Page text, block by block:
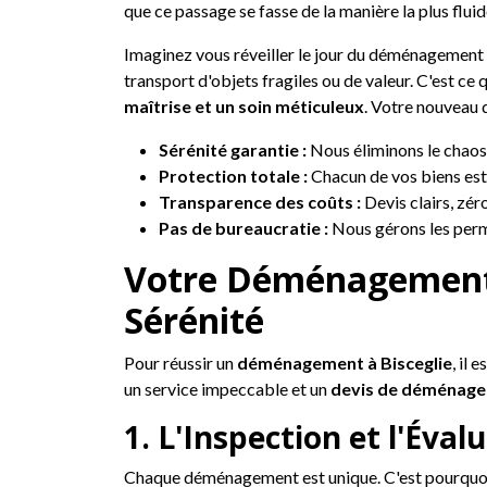
que ce passage se fasse de la manière la plus
Imaginez vous réveiller le jour du
transport d'objets fragiles ou de valeur. C'est ce
maîtrise et un soin méticuleux. Votre nouveau
Sérénité garantie : Nous éliminons le
Protection totale :Chacun de vos biens
Transparence des coûts : Devis clairs,
Pas de bureaucratie : Nous gérons les
Votre
Sérénité
Pour réussir un déménagement à Bisceglie, il
un service impeccable et un devis de
1. L'Inspection et
Chaque déménagement est unique. C'est